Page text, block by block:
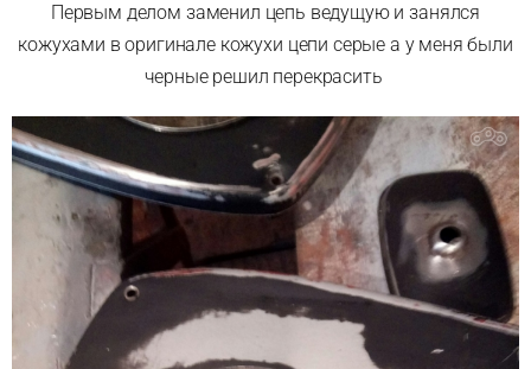
Первым делом заменил цепь ведущую и занялся
кожухами в оригинале кожухи цепи серые а у меня были
черные решил перекрасить